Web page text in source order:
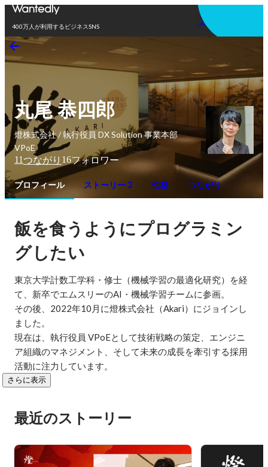
400万人が利用するビジネスSNS
アプリを使う
丸尾 恭四郎
燈株式会社 / 執行役員 DX Solution 事業本部
VPoE
11つながり 16フォロワー
プロフィール ストーリー 2 性格 つながり
飯を食うようにプログラミン
グしたい
東京大学計数工学科・修士（機械学習の最適化研究）を経
て、新卒でエムスリーのAI・機械学習チームに参画。
その後、2022年10月に燈株式会社（Akari）にジョインし
ました。
現在は、執行役員 VPoEとして技術戦略の策定、エンジニ
ア組織のマネジメント、そして未来の成長を牽引する採用
活動に注力しています。
さらに表示
最近のストーリー